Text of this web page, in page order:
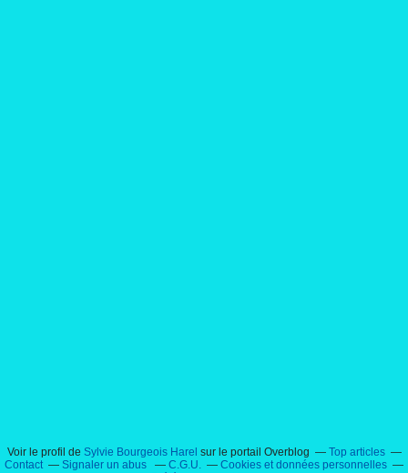
Voir le profil de Sylvie Bourgeois Harel sur le portail Overblog
Top articles
Contact
Signaler un abus C.G.U.
Cookies et données personnelles